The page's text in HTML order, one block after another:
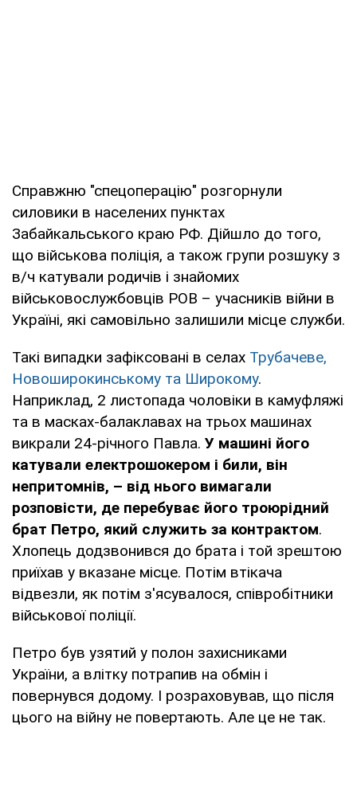
Справжню "спецоперацію" розгорнули
силовики в населених пунктах
Забайкальського краю РФ. Дійшло до того,
що військова поліція, а також групи розшуку з
в/ч катували родичів і знайомих
військовослужбовців РОВ – учасників війни в
Україні, які самовільно залишили місце служби.
Такі випадки зафіксовані в селах Трубачеве,
Новоширокинському та Широкому.
Наприклад, 2 листопада чоловіки в камуфляжі
та в масках-балаклавах на трьох машинах
викрали 24-річного Павла. У машині його
катували електрошокером і били, він
непритомнів, – від нього вимагали
розповісти, де перебуває його троюрідний
брат Петро, який служить за контрактом.
Хлопець додзвонився до брата і той зрештою
приїхав у вказане місце. Потім втікача
відвезли, як потім з'ясувалося, співробітники
військової поліції.
Петро був узятий у полон захисниками
України, а влітку потрапив на обмін і
повернувся додому. І розраховував, що після
цього на війну не повертають. Але це не так.